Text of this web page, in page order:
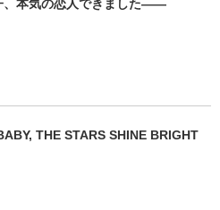
、本気の恋人できました――
THE STARS SHINE BRIGHT